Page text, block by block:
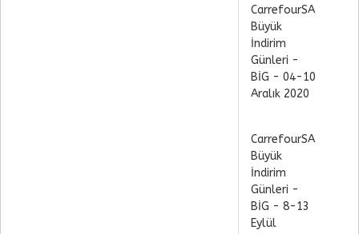
CarrefourSA
Büyük
İndirim
Günleri -
BİG - 04-10
Aralık 2020
CarrefourSA
Büyük
İndirim
Günleri -
BİG - 8-13
Eylül